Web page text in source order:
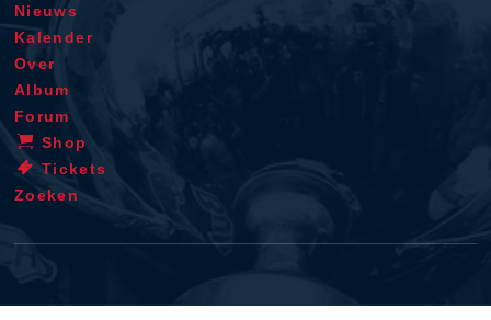
Nieuws
Kalender
Over
Album
Forum
Shop
Tickets
Zoeken